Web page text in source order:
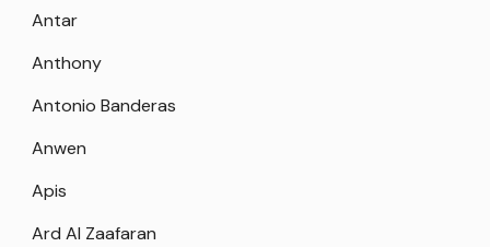
Antar
Anthony
Antonio Banderas
Anwen
Apis
Ard Al Zaafaran